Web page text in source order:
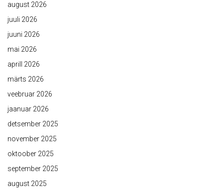
august 2026
juuli 2026
juuni 2026
mai 2026
aprill 2026
märts 2026
veebruar 2026
jaanuar 2026
detsember 2025
november 2025
oktoober 2025
september 2025
august 2025